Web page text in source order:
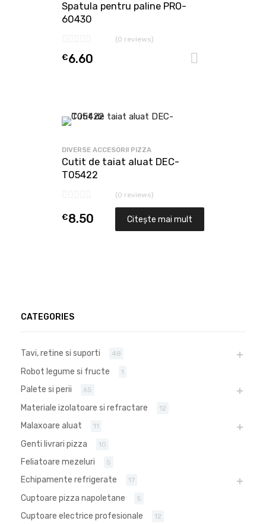
Spatula pentru paline PRO-
60430
(0 reviews)
€6.60
DIVERSE ACCESORII PIZZA
Cutit de taiat aluat DEC-
T05422
(0 reviews)
€8.50 Citește mai mult
CATEGORIES
Tavi, retine si suporti 48
Robot legume si fructe 1
Palete si perii 65
Materiale izolatoare si refractare 12
Malaxoare aluat 11
Genti livrari pizza 10
Feliatoare mezeluri 5
Echipamente refrigerate 17
Cuptoare pizza napoletane 5
Cuptoare electrice profesionale 12